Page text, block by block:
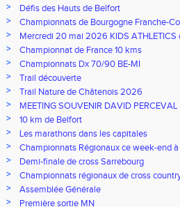
>
Défis des Hauts de Belfort
>
Championnats de Bourgogne Franche-
Florentin, le 14 juin 2026
>
Mercredi 20 mai 2026 KIDS ATHLETICS
>
Championnat de France 10 kms
>
Championnats Dx 70/90 BE-MI
>
Trail découverte
>
Trail Nature de Châtenois 2026
>
MEETING SOUVENIR DAVID PERCEVAL
>
10 km de Belfort
>
Les marathons dans les capitales
>
Championnats Régionaux ce week-end
>
Demi-finale de cross Sarrebourg
>
Championnats régionaux de cross
>
Assemblée Générale
>
Première sortie MN